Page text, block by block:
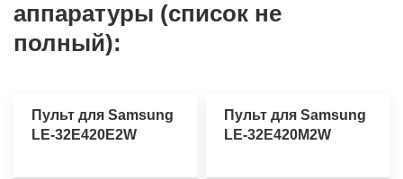
аппаратуры (список не
полный):
Пульт для Samsung
LE-32E420E2W
Пульт для Samsung
LE-32E420M2W